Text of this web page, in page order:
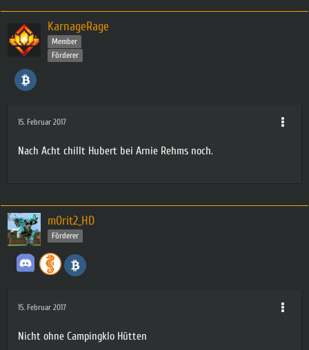
KarnageRage
Member
Förderer
15. Februar 2017
Nach Acht chillt Hubert bei Arnie Rehms noch.
m0rit2_HD
Förderer
15. Februar 2017
Nicht ohne Campingklo Hütten